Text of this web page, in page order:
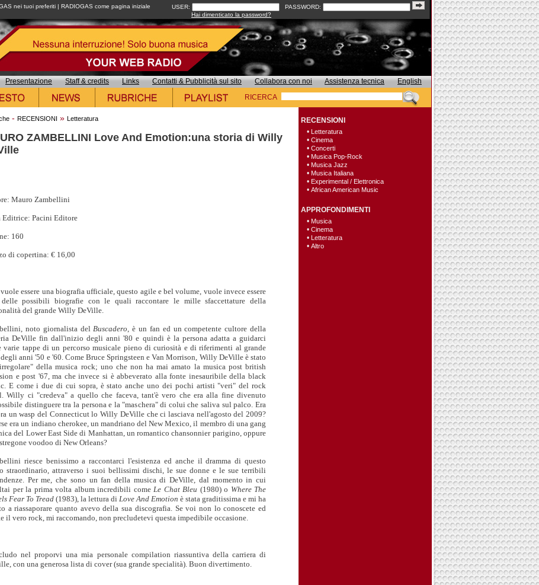
nei tuoi preferiti | RADIOGAS come pagina iniziale USER:
PASSWORD:
Hai dimenticato la password?
Presentazione Staff & credits Links Contatti & Pubblicità sul sito Collabora con noi Assistenza tecnica
English
RICERCA
- RECENSIONI » Letteratura
ZAMBELLINI Love And Emotion:una storia di Willy
Mauro Zambellini
Editrice: Pacini Editore
160
di copertina: € 16,00
essere una biografia ufficiale, questo agile e bel volume, vuole invece essere
possibili biografie con le quali raccontare le mille sfaccettature della
del grande Willy DeVille.
noto giornalista del Buscadero , è un fan ed un competente cultore della
DeVille fin dall'inizio degli anni '80 e quindi è la persona adatta a guidarci
varie tappe di un percorso musicale pieno di curiosità e di riferimenti al grande
anni '50 e '60. Come Bruce Springsteen e Van Morrison, Willy DeVille è stato
della musica rock; uno che non ha mai amato la musica post british
e post '67, ma che invece si è abbeverato alla fonte inesauribile della black
E come i due di cui sopra, è stato anche uno dei pochi artisti "veri" del rock
Willy ci "credeva" a quello che faceva, tant'è vero che era alla fine divenuto
distinguere tra la persona e la "maschera" di colui che saliva sul palco. Era
un wasp del Connecticut lo Willy DeVille che ci lasciava nell'agosto del 2009?
era un indiano cherokee, un mandriano del New Mexico, il membro di una gang
del Lower East Side di Manhattan, un romantico chansonnier parigino, oppure
voodoo di New Orleans?
riesce benissimo a raccontarci l'esistenza ed anche il dramma di questo
straordinario, attraverso i suoi bellissimi dischi, le sue donne e le sue terribili
Per me, che sono un fan della musica di DeVille, dal momento in cui
per la prima volta album incredibili come Le Chat Bleu (1980) o Where The
Fear To Tread (1983), la lettura di Love And Emotion è stata graditissima e mi ha
a riassaporare quanto avevo della sua discografia. Se voi non lo conoscete ed
il vero rock, mi raccomando, non precludetevi questa impedibile occasione.
nel proporvi una mia personale compilation riassuntiva della carriera di
con una generosa lista di cover (sua grande specialità). Buon divertimento.
RECENSIONI
• Letteratura
• Cinema
• Concerti
• Musica Pop-Rock
• Musica Jazz
• Musica Italiana
• Experimental / Elettronica
• African American Music
APPROFONDIMENTI
• Musica
• Cinema
• Letteratura
• Altro